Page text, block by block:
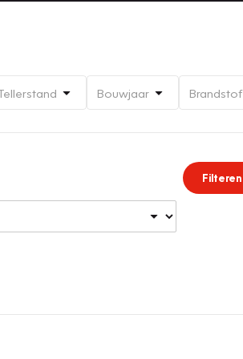
Bouwjaar Brandstof
Filteren